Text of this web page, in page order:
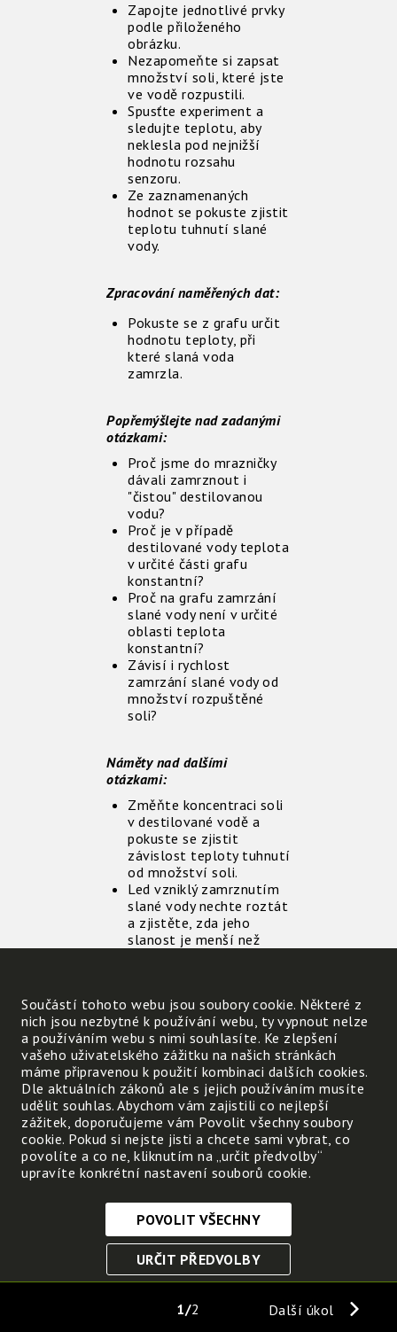
Zapojte jednotlivé prvky
podle přiloženého
obrázku.
Nezapomeňte si zapsat
množství soli, které jste
ve vodě rozpustili.
Spusťte experiment a
sledujte teplotu, aby
neklesla pod nejnižší
hodnotu rozsahu
senzoru.
Ze zaznamenaných
hodnot se pokuste zjistit
teplotu tuhnutí slané
vody.
Zpracování naměřených dat:
Pokuste se z grafu určit
hodnotu teploty, při
které slaná voda
zamrzla.
Popřemýšlejte nad zadanými
otázkami:
Proč jsme do mrazničky
dávali zamrznout i
"čistou" destilovanou
vodu?
Proč je v případě
destilované vody teplota
v určité části grafu
konstantní?
Proč na grafu zamrzání
slané vody není v určité
oblasti teplota
konstantní?
Závisí i rychlost
zamrzání slané vody od
množství rozpuštěné
soli?
Náměty nad dalšími
otázkami:
Změňte koncentraci soli
v destilované vodě a
pokuste se zjistit
závislost teploty tuhnutí
od množství soli.
Led vzniklý zamrznutím
slané vody nechte roztát
a zjistěte, zda jeho
slanost je menší než
Otázky a úkoly:
Vysvětlete, který oceán
má slanější vodu:
Atlantický nebo Severní
ledový?
Zjistěte, které
živočichové dokáží přežít
v extrémně chladné slané
vodě a jaké mechanismy
jim to umožňují.
způsobech průmyslového
získávání soli z mořské
vody.
Další úkol
1 2
Součástí tohoto webu jsou soubory cookie. Některé z
nich jsou nezbytné k používání webu, ty vypnout nelze
a používáním webu s nimi souhlasíte. Ke zlepšení
vašeho uživatelského zážitku na našich stránkách
máme připravenou k použití kombinaci dalších cookies.
Dle aktuálních zákonů ale s jejich používáním musíte
udělit souhlas. Abychom vám zajistili co nejlepší
zážitek, doporučujeme vám Povolit všechny soubory
cookie. Pokud si nejste jisti a chcete sami vybrat, co
povolíte a co ne, kliknutím na „určit předvolby“
upravíte konkrétní nastavení souborů cookie.
Nezbytně nutné cookies
Tyto soubory cookie jsou nezbytné, abyste se mohli
funkce. Bez těchto cookies by webové stránky
POVOLIT VŠECHNY
URČIT PŘEDVOLBY